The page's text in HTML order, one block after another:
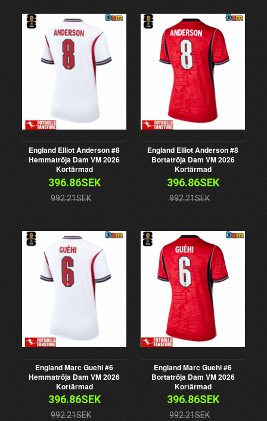
England Elliot Anderson #8
Hemmatröja Dam VM 2026
Kortärmad
396.86SEK
992.21SEK
England Elliot Anderson #8
Bortatröja Dam VM 2026
Kortärmad
396.86SEK
992.21SEK
England Marc Guehi #6
Hemmatröja Dam VM 2026
Kortärmad
396.86SEK
992.21SEK
England Marc Guehi #6
Bortatröja Dam VM 2026
Kortärmad
396.86SEK
992.21SEK